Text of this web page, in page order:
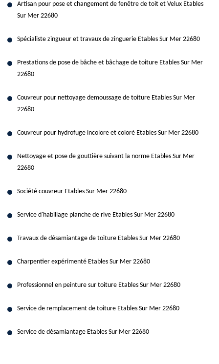
Artisan pour pose et changement de fenêtre de toit et Velux Etables
Sur Mer 22680
Spécialiste zingueur et travaux de zinguerie Etables Sur Mer 22680
Prestations de pose de bâche et bâchage de toiture Etables Sur Mer
22680
Couvreur pour nettoyage demoussage de toiture Etables Sur Mer
22680
Couvreur pour hydrofuge incolore et coloré Etables Sur Mer 22680
Nettoyage et pose de gouttière suivant la norme Etables Sur Mer
22680
Société couvreur Etables Sur Mer 22680
Service d'habillage planche de rive Etables Sur Mer 22680
Travaux de désamiantage de toiture Etables Sur Mer 22680
Charpentier expérimenté Etables Sur Mer 22680
Professionnel en peinture sur toiture Etables Sur Mer 22680
Service de remplacement de toiture Etables Sur Mer 22680
Service de désamiantage Etables Sur Mer 22680